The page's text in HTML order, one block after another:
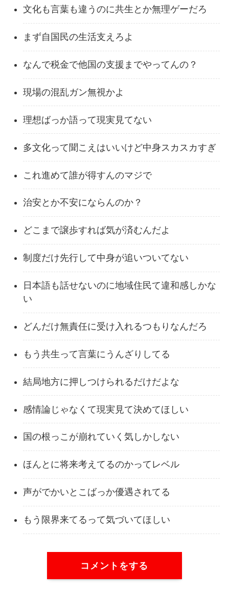
文化も言葉も違うのに共生とか無理ゲーだろ
まず自国民の生活支えろよ
なんで税金で他国の支援までやってんの？
現場の混乱ガン無視かよ
理想ばっか語って現実見てない
多文化って聞こえはいいけど中身スカスカすぎ
これ進めて誰が得すんのマジで
治安とか不安にならんのか？
どこまで譲歩すれば気が済むんだよ
制度だけ先行して中身が追いついてない
日本語も話せないのに地域住民て違和感しかな
い
どんだけ無責任に受け入れるつもりなんだろ
もう共生って言葉にうんざりしてる
結局地方に押しつけられるだけだよな
感情論じゃなくて現実見て決めてほしい
国の根っこが崩れていく気しかしない
ほんとに将来考えてるのかってレベル
声がでかいとこばっか優遇されてる
もう限界来てるって気づいてほしい
コメントをする